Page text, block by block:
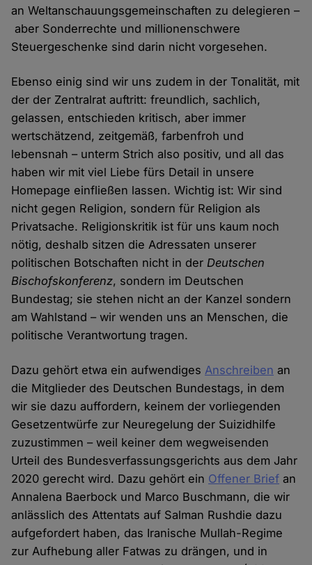
an Weltanschauungsgemeinschaften zu delegieren –
aber Sonderrechte und millionenschwere
Steuergeschenke sind darin nicht vorgesehen.
Ebenso einig sind wir uns zudem in der Tonalität, mit
der der Zentralrat auftritt: freundlich, sachlich,
gelassen, entschieden kritisch, aber immer
wertschätzend, zeitgemäß, farbenfroh und
lebensnah – unterm Strich also positiv, und all das
haben wir mit viel Liebe fürs Detail in unsere
Homepage einfließen lassen. Wichtig ist: Wir sind
nicht gegen Religion, sondern für Religion als
Privatsache. Religionskritik ist für uns kaum noch
nötig, deshalb sitzen die Adressaten unserer
politischen Botschaften nicht in der Deutschen
Bischofskonferenz, sondern im Deutschen
Bundestag; sie stehen nicht an der Kanzel sondern
am Wahlstand – wir wenden uns an Menschen, die
politische Verantwortung tragen.
Dazu gehört etwa ein aufwendiges Anschreiben an
die Mitglieder des Deutschen Bundestags, in dem
wir sie dazu auffordern, keinem der vorliegenden
Gesetzentwürfe zur Neuregelung der Suizidhilfe
zuzustimmen – weil keiner dem wegweisenden
Urteil des Bundesverfassungsgerichts aus dem Jahr
2020 gerecht wird. Dazu gehört ein Offener Brief an
Annalena Baerbock und Marco Buschmann, die wir
anlässlich des Attentats auf Salman Rushdie dazu
aufgefordert haben, das Iranische Mullah-Regime
zur Aufhebung aller Fatwas zu drängen, und in